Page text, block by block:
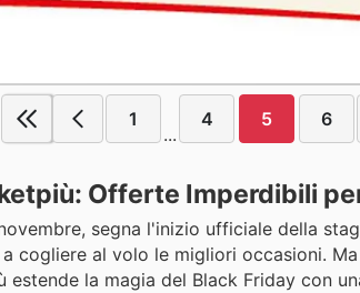
1
...
4 5 6
Offerte Imperdibili
segna l'inizio ufficiale della
cogliere al volo le migliori occasioni.
estende la magia del Black Friday con